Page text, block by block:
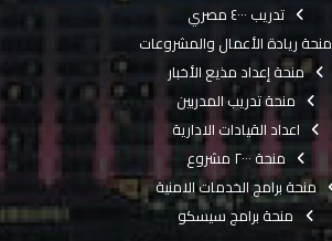
تدريب ٤٠٠٠ مصري
منحة ريادة الأعمال والمشروعات
منحة إعداد مذيع الأخبار
منحة تدريب المدربين
اعداد القيادات الادارية
منحة ٢٠٠٠ مشروع
منحة برامج الخدمات الامنية
منحة برامج سيسكو